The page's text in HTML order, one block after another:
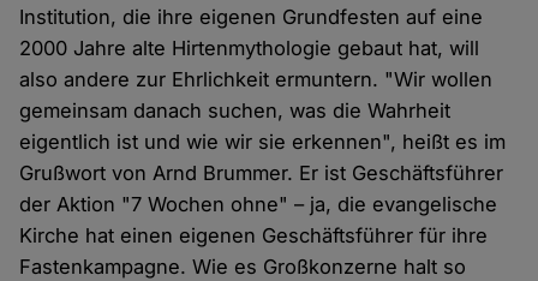
Institution, die ihre eigenen Grundfesten auf eine
2000 Jahre alte Hirtenmythologie gebaut hat, will
also andere zur Ehrlichkeit ermuntern. "Wir wollen
gemeinsam danach suchen, was die Wahrheit
eigentlich ist und wie wir sie erkennen", heißt es im
Grußwort von Arnd Brummer. Er ist Geschäftsführer
der Aktion "7 Wochen ohne" – ja, die evangelische
Kirche hat einen eigenen Geschäftsführer für ihre
Fastenkampagne. Wie es Großkonzerne halt so